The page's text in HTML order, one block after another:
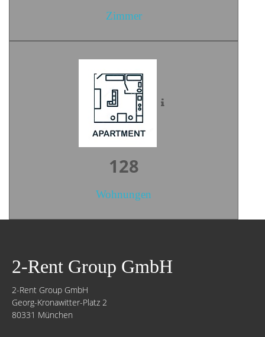
Zimmer
177
Wohnungen
2-Rent Group GmbH
2-Rent Group GmbH
Georg-Kronawitter-Platz 2
80331 München